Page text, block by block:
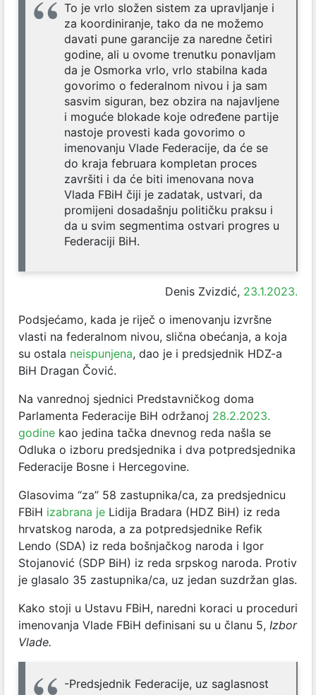
To je vrlo složen sistem za upravljanje i
za koordiniranje, tako da ne možemo
davati pune garancije za naredne četiri
godine, ali u ovome trenutku ponavljam
da je Osmorka vrlo, vrlo stabilna kada
govorimo o federalnom nivou i ja sam
sasvim siguran, bez obzira na najavljene
i moguće blokade koje određene partije
nastoje provesti kada govorimo o
imenovanju Vlade Federacije, da će se
do kraja februara kompletan proces
završiti i da će biti imenovana nova
Vlada FBiH čiji je zadatak, ustvari, da
promijeni dosadašnju političku praksu i
da u svim segmentima ostvari progres u
Federaciji BiH.
Denis Zvizdić, 23.1.2023.
Podsjećamo, kada je riječ o imenovanju izvršne
vlasti na federalnom nivou, slična obećanja, a koja
su ostala neispunjena, dao je i predsjednik HDZ-a
BiH Dragan Čović.
Na vanrednoj sjednici Predstavničkog doma
Parlamenta Federacije BiH održanoj 28.2.2023.
godine kao jedina tačka dnevnog reda našla se
Odluka o izboru predsjednika i dva potpredsjednika
Federacije Bosne i Hercegovine.
Glasovima “za” 58 zastupnika/ca, za predsjednicu
FBiH izabrana je Lidija Bradara (HDZ BiH) iz reda
hrvatskog naroda, a za potpredsjednike Refik
Lendo (SDA) iz reda bošnjačkog naroda i Igor
Stojanović (SDP BiH) iz reda srpskog naroda. Protiv
je glasalo 35 zastupnika/ca, uz jedan suzdržan glas.
Kako stoji u Ustavu FBiH, naredni koraci u proceduri
imenovanja Vlade FBiH definisani su u članu 5, Izbor
Vlade.
-Predsjednik Federacije, uz saglasnost